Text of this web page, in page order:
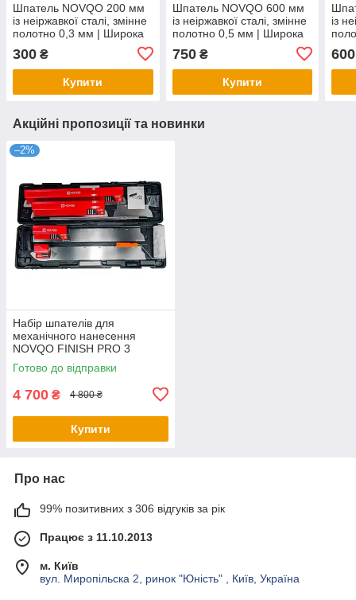
Шпатель NOVQO 200 мм
із неіржавкої сталі, змінне
полотно 0,3 мм | Широка
300 ₴
Купити
Шпатель NOVQO 600 мм
із неіржавкої сталі, змінне
полотно 0,5 мм | Широка
750₴
Купити
із
600
Акційні пропозиції та новинки
–2%
Набір шпателів для
механічного нанесення
NOVQO FINISH PRO 3
(BP_1171)
Готово до відправки
4 700 ₴ 4 800 ₴
Купити
Про нас
99% позитивних з 306 відгуків за рік
Працює з 11.10.2013
м. Київ
вул. Миропільска 2, ринок "Юність" , Київ, Україна